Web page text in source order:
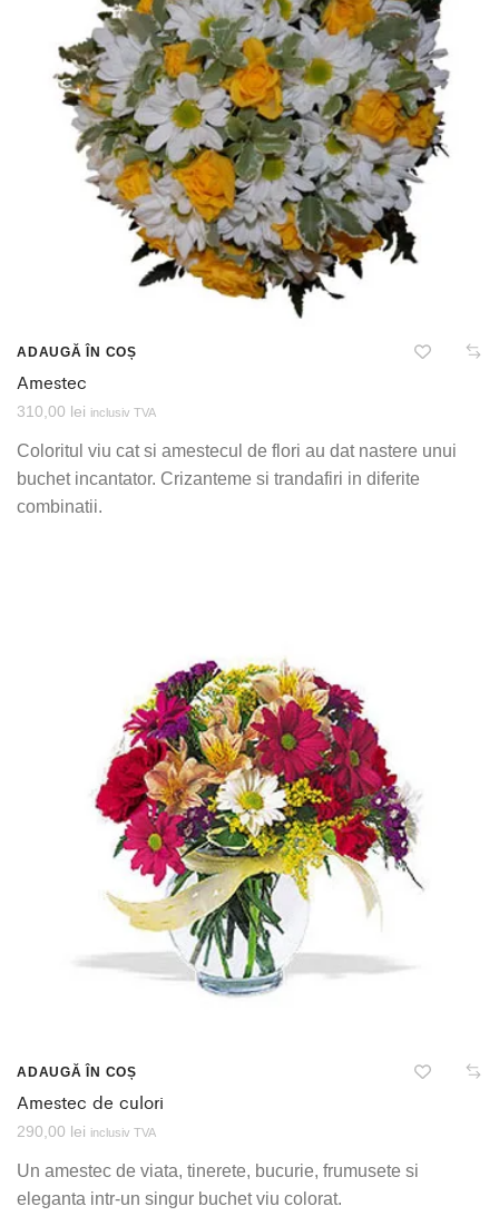
ADAUGĂ ÎN COȘ
Amestec
310,00 lei inclusiv TVA
Coloritul viu cat si amestecul de flori au dat nastere unui
buchet incantator. Crizanteme si trandafiri in diferite
combinatii.
ADAUGĂ ÎN COȘ
Amestec de culori
290,00 lei inclusiv TVA
Un amestec de viata, tinerete, bucurie, frumusete si
eleganta intr-un singur buchet viu colorat.